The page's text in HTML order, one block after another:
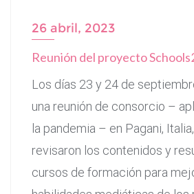
26 abril, 2023
Reunión del proyecto
Los días 23 y 24 de
una reunión de consorcio –
la pandemia – en Pagani,
revisaron los contenidos y
cursos de formación para